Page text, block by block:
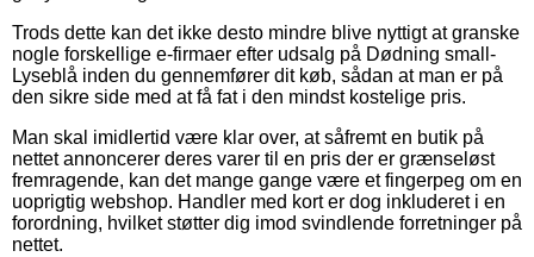
Trods dette kan det ikke desto mindre blive nyttigt at granske
nogle forskellige e-firmaer efter udsalg på Dødning small-
Lyseblå inden du gennemfører dit køb, sådan at man er på
den sikre side med at få fat i den mindst kostelige pris.
Man skal imidlertid være klar over, at såfremt en butik på
nettet annoncerer deres varer til en pris der er grænseløst
fremragende, kan det mange gange være et fingerpeg om en
uoprigtig webshop. Handler med kort er dog inkluderet i en
forordning, hvilket støtter dig imod svindlende forretninger på
nettet.